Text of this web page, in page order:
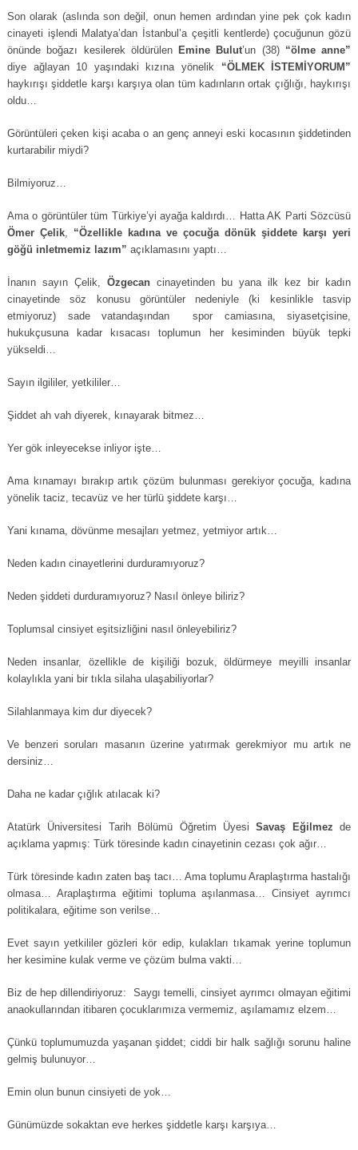
Son olarak (aslında son değil, onun hemen ardından yine pek çok kadın
cinayeti işlendi Malatya’dan İstanbul’a çeşitli kentlerde) çocuğunun gözü
önünde boğazı kesilerek öldürülen Emine Bulut’un (38) “ölme anne”
diye ağlayan 10 yaşındaki kızına yönelik “ÖLMEK İSTEMİYORUM”
haykırışı şiddetle karşı karşıya olan tüm kadınların ortak çığlığı, haykırışı
oldu…
Görüntüleri çeken kişi acaba o an genç anneyi eski kocasının şiddetinden
kurtarabilir miydi?
Bilmiyoruz…
Ama o görüntüler tüm Türkiye’yi ayağa kaldırdı… Hatta AK Parti Sözcüsü
Ömer Çelik, “Özellikle kadına ve çocuğa dönük şiddete karşı yeri
göğü inletmemiz lazım” açıklamasını yaptı…
İnanın sayın Çelik,Özgecan cinayetinden bu yana ilk kez bir kadın
cinayetinde söz konusu görüntüler nedeniyle (ki kesinlikle tasvip
etmiyoruz) sade vatandaşından spor camiasına, siyasetçisine,
hukukçusuna kadar kısacası toplumun her kesiminden büyük tepki
yükseldi…
Sayın ilgililer, yetkililer…
Şiddet ah vah diyerek, kınayarak bitmez…
Yer gök inleyecekse inliyor işte…
Ama kınamayı bırakıp artık çözüm bulunması gerekiyor çocuğa, kadına
yönelik taciz, tecavüz ve her türlü şiddete karşı…
Yani kınama, dövünme mesajları yetmez, yetmiyor artık…
Neden kadın cinayetlerini durduramıyoruz?
Neden şiddeti durduramıyoruz? Nasıl önleye biliriz?
Toplumsal cinsiyet eşitsizliğini nasıl önleyebiliriz?
Neden insanlar, özellikle de kişiliği bozuk, öldürmeye meyilli insanlar
kolaylıkla yani bir tıkla silaha ulaşabiliyorlar?
Silahlanmaya kim dur diyecek?
Ve benzeri soruları masanın üzerine yatırmak gerekmiyor mu artık ne
dersiniz…
Daha ne kadar çığlık atılacak ki?
Atatürk Üniversitesi Tarih Bölümü Öğretim ÜyesiSavaş Eğilmez de
açıklama yapmış: Türk töresinde kadın cinayetinin cezası çok ağır…
Türk töresinde kadın zaten baş tacı… Ama toplumu Araplaştırma hastalığı
olmasa… Araplaştırma eğitimi topluma aşılanmasa… Cinsiyet ayrımcı
politikalara, eğitime son verilse…
Evet sayın yetkililer gözleri kör edip, kulakları tıkamak yerine toplumun
her kesimine kulak verme ve çözüm bulma vakti…
Biz de hep dillendiriyoruz: Saygı temelli, cinsiyet ayrımcı olmayan eğitimi
anaokullarından itibaren çocuklarımıza vermemiz, aşılamamız elzem…
Çünkü toplumumuzda yaşanan şiddet; ciddi bir halk sağlığı sorunu haline
gelmiş bulunuyor…
Emin olun bunun cinsiyeti de yok…
Günümüzde sokaktan eve herkes şiddetle karşı karşıya…